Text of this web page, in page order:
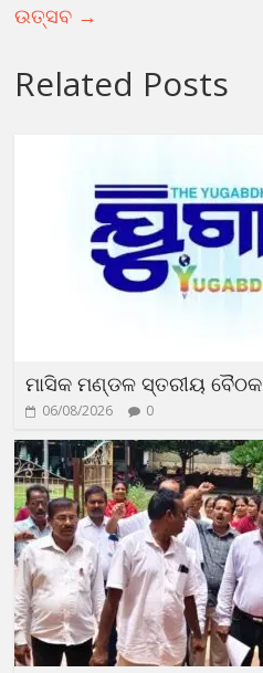
ଉତ୍ସବ →
Related Posts
ମାସିକ ମଣ୍ଡଳ ସ୍ତରୀୟ ବୈଠକ
06/08/2026 0